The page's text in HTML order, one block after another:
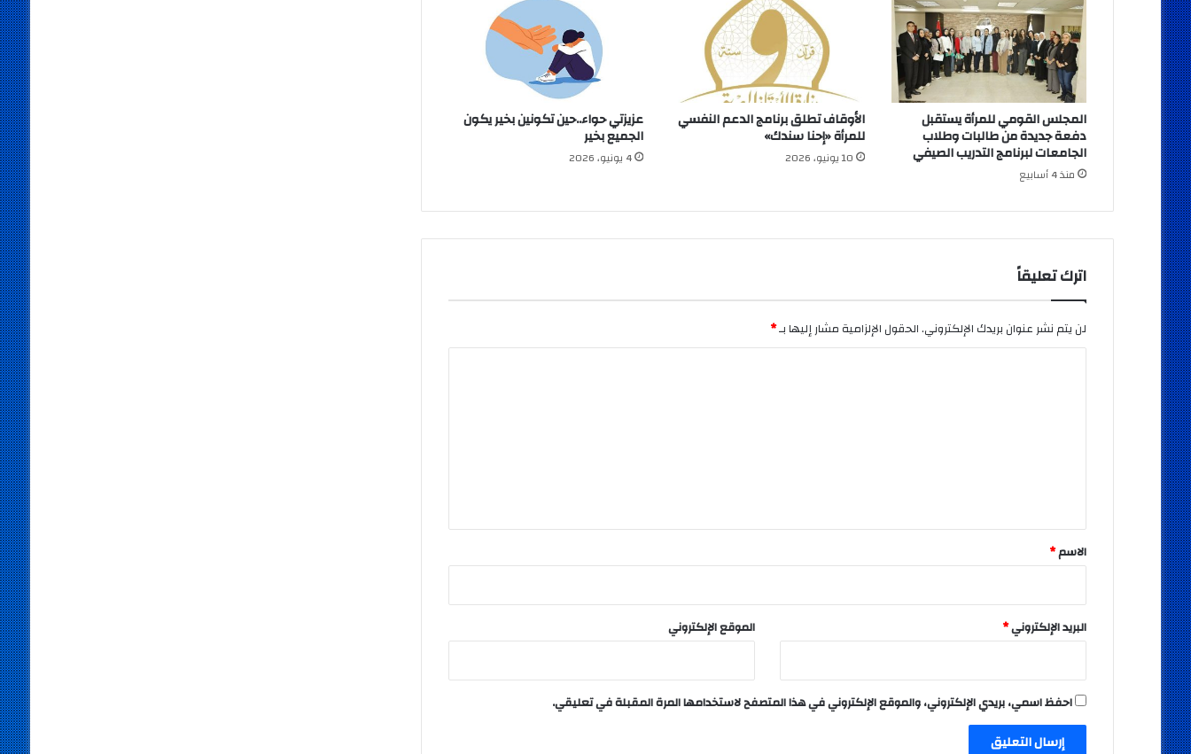
المجلس القومي للمرأة يستقبل
دفعة جديدة من طالبات وطلاب
الجامعات لبرنامج التدريب الصيفي
منذ 4 أسابيع
الأوقاف تطلق برنامج الدعم النفسي
للمرأة «إحنا سندك»
10 يونيو، 2026
عزيزتي حواء..حين تكونين بخير يكون
الجميع بخير
4 يونيو، 2026
اترك تعليقاً
لن يتم نشر عنوان بريدك الإلكتروني.الحقول الإلزامية مشار إليها بـ*
*
الاسم*
البريد الإلكتروني* الموقع الإلكتروني
احفظ اسمي، بريدي الإلكتروني، والموقع الإلكتروني في هذا المتصفح لاستخدامها المرة المقبلة في تعليقي.